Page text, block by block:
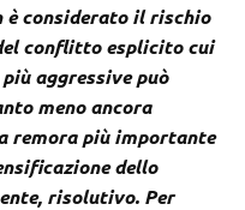
è considerato il rischio
conflitto esplicito cui
aggressive può
meno ancora
remora più importante
dello
risolutivo. Per